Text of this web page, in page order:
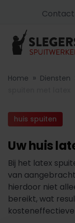
Home » Diensten
huis spuiten
Uw huis
Bij het latex
van
hierdoor niet
bereikt, wat